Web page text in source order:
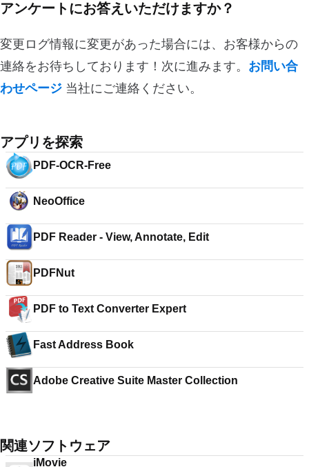
アンケートにお答えいただけますか？
変更ログ情報に変更があった場合には、お客様からの
連絡をお待ちしております！次に進みます。 お問い合
わせページ 当社にご連絡ください。
アプリを探索
PDF-OCR-Free
NeoOffice
PDF Reader - View, Annotate, Edit
PDFNut
PDF to Text Converter Expert
Fast Address Book
Adobe Creative Suite Master Collection
関連ソフトウェア
iMovie